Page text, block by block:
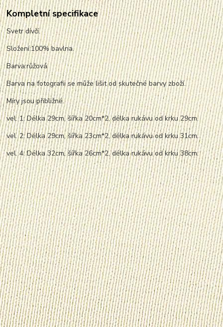
Kompletní specifikace
Svetr dívčí.
Složení:100% bavlna.
Barva:růžová
Barva na fotografii se může lišit od skutečné barvy zboží.
Míry jsou přibližné.
vel. 1: Délka 29cm, šířka 20cm*2, délka rukávu od krku 29cm.
vel. 2: Délka 29cm, šířka 23cm*2, délka rukávu od krku 31cm.
vel. 4: Délka 32cm, šířka 26cm*2, délka rukávu od krku 38cm.